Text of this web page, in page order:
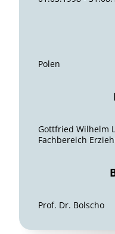
Polen
Gottfried Wilhelm
Fachbereich
Prof. Dr. Bolscho